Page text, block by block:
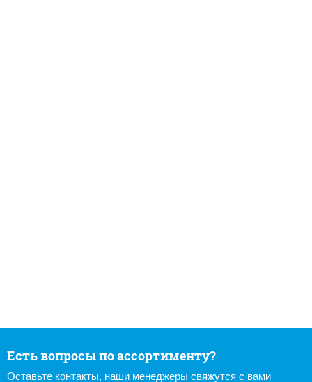
Есть вопросы по ассортименту?
Оставьте контакты, наши менеджеры свяжутся с вами